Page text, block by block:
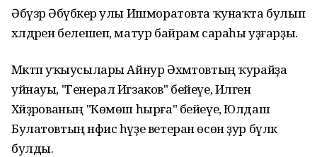
Әбүзәр Әбүбәкер улы Ишморатовта ҡунаҡта булып
хәлдәрен белешеп, матур байрам сараһы уҙғарҙы.
Мәктәп уҡыусылары Айнур Әхмәтовтың ҡурайҙа
уйнауы, "Генерал Игзаков" бейеүе, Илгенә
Хәйҙәрованың "Көмөш һырға" бейеүе, Юлдаш
Булатовтың нәфис һүҙе ветеран өсөн ҙур бүләк
булды.